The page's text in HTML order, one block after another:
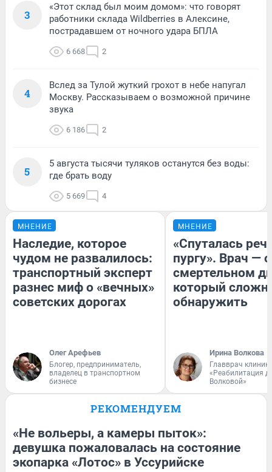
3
«Этот склад был моим домом»: что говорят
работники склада Wildberries в Алексине,
пострадавшем от ночного удара БПЛА
6 668 2
4
Вслед за Тулой жуткий грохот в небе напугал
Москву. Рассказываем о возможной причине
звука
6 186 2
5
5 августа тысячи туляков останутся без воды:
где брать воду
5 669 4
МНЕНИЕ
Наследие, которое
чудом не развалилось:
транспортный эксперт
разнес миф о «вечных»
советских дорогах
Олег Арефьев
Блогер, предприниматель,
владелец в транспортном
бизнесе
МНЕНИЕ
«Спуталась
пургу». Врач — о
смертельном
который
обнаружить
Ирина Волкова
Главврач
«Реабилитация
Волковой»
РЕКОМЕНДУЕМ
«Не вольеры, а камеры пыток»:
девушка пожаловалась на состояние
экопарка «Лотос» в Уссурийске